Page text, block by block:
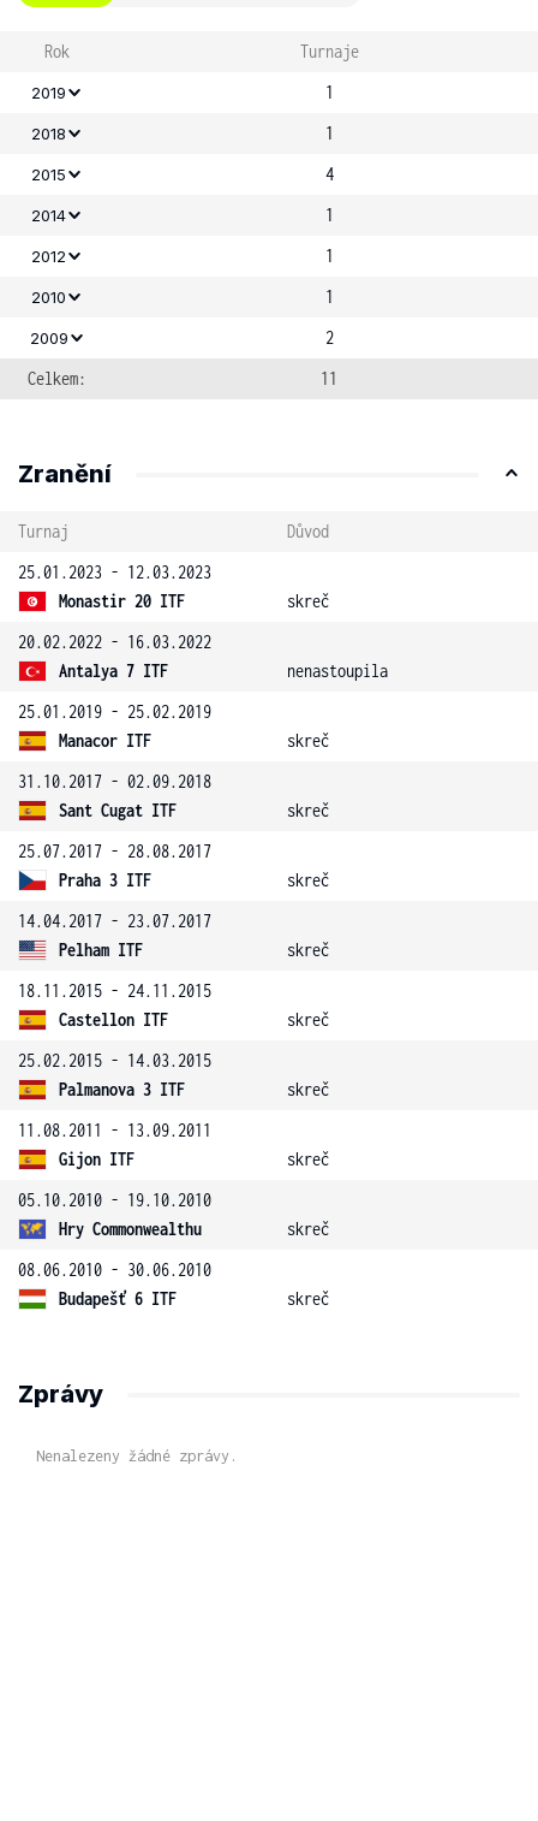
Rok Turnaje
2019 1
2018 1
2015 4
2014 1
2012 1
2010 1
2009
2
Celkem:
11
Zranění
Turnaj
Důvod
25.01.2023 - 12.03.2023
Monastir 20 ITF
skreč
20.02.2022 - 16.03.2022
Antalya 7 ITF
nenastoupila
25.01.2019 - 25.02.2019
Manacor ITF
skreč
31.10.2017 - 02.09.2018
Sant Cugat ITF
skreč
25.07.2017 - 28.08.2017
Praha 3 ITF
skreč
14.04.2017 - 23.07.2017
Pelham ITF
skreč
18.11.2015 - 24.11.2015
Castellon ITF
skreč
25.02.2015 - 14.03.2015
Palmanova 3 ITF
skreč
11.08.2011 - 13.09.2011
Gijon ITF
skreč
05.10.2010 - 19.10.2010
Hry Commonwealthu
skreč
08.06.2010 - 30.06.2010
Budapešť 6 ITF
skreč
Zprávy
Nenalezeny žádné zprávy.